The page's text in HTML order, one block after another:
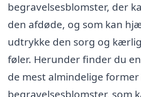
begravelsesblomster, der
den afdøde, og som kan
udtrykke den sorg og
føler. Herunder finder du
de mest almindelige
begravelsesblomster, som